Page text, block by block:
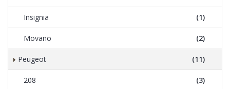
Insignia (1)
Movano (2)
Peugeot (11)
208 (3)